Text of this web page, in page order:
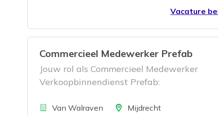
Vacature
Commercieel Medewerker Prefab
Jouw rol als Commercieel Medewerker
Verkoopbinnendienst Prefab:
BedrijfVan Walraven LocatieMijdrecht